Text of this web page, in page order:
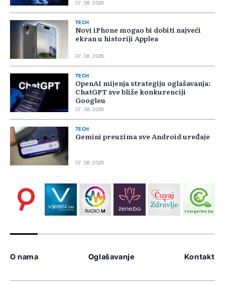
07. 08. 2026.
TECH
Novi iPhone mogao bi dobiti najveći
ekran u historiji Applea
07. 08. 2026.
TECH
OpenAI mijenja strategiju oglašavanja:
ChatGPT sve bliže konkurenciji
Googleu
07. 08. 2026.
TECH
Gemini preuzima sve Android uređaje
07. 08. 2026.
O nama Oglašavanje Kontakt